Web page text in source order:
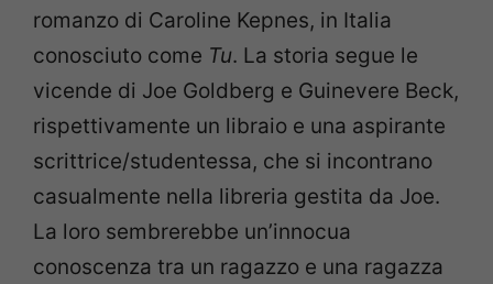
romanzo di Caroline Kepnes, in Italia
conosciuto come Tu. La storia segue le
vicende di Joe Goldberg e Guinevere Beck,
rispettivamente un libraio e una aspirante
scrittrice/studentessa, che si incontrano
casualmente nella libreria gestita da Joe.
La loro sembrerebbe un’innocua
conoscenza tra un ragazzo e una ragazza